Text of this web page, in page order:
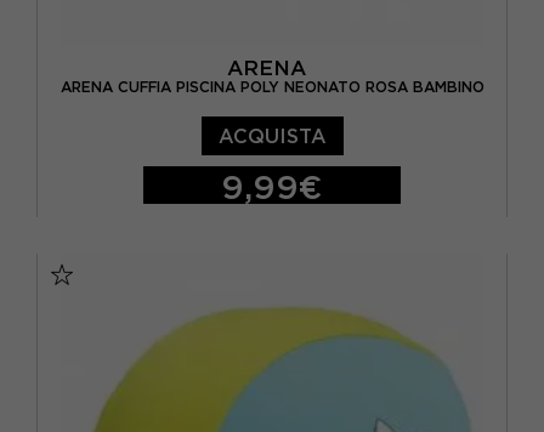
ARENA
ARENA CUFFIA PISCINA POLY NEONATO ROSA BAMBINO
ACQUISTA
9,99€